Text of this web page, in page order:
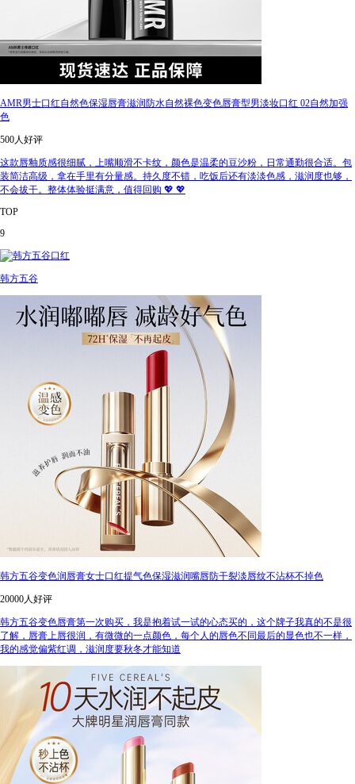
AMR男士口红自然色保湿唇膏滋润防水自然裸色变色唇膏型男淡妆口红 02自然加强
色
500人好评
这款唇釉质感很细腻，上嘴顺滑不卡纹，颜色是温柔的豆沙粉，日常通勤很合适。包
装简洁高级，拿在手里有分量感。持久度不错，吃饭后还有淡淡色感，滋润度也够，
不会拔干。整体体验挺满意，值得回购 💖 💖
TOP
9
韩方五谷
韩方五谷变色润唇膏女士口红提气色保湿滋润嘴唇防干裂淡唇纹不沾杯不掉色
20000人好评
韩方五谷变色唇膏第一次购买，我是抱着试一试的心态买的，这个牌子我真的不是很
了解，唇膏上唇很润，有微微的一点颜色，每个人的唇色不同最后的显色也不一样，
我的感觉偏紫红调，滋润度要秋冬才能知道